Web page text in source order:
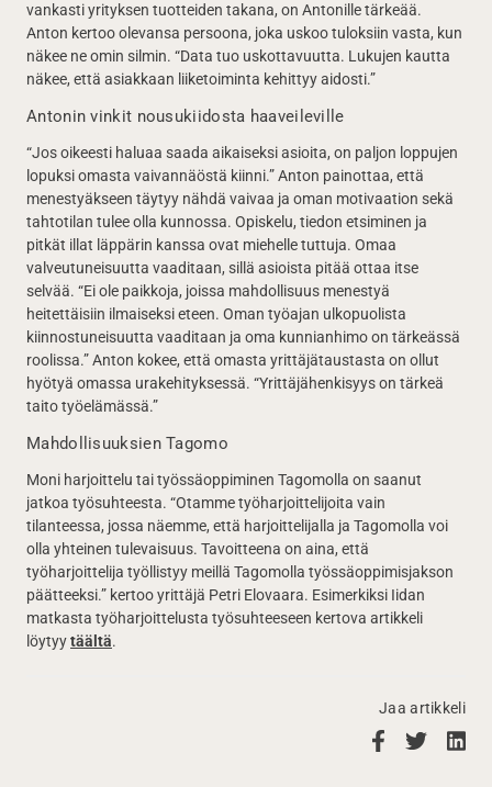
vankasti yrityksen tuotteiden takana, on Antonille tärkeää.
Anton kertoo olevansa persoona, joka uskoo tuloksiin vasta, kun
näkee ne omin silmin. “Data tuo uskottavuutta. Lukujen kautta
näkee, että asiakkaan liiketoiminta kehittyy aidosti.”
Antonin vinkit nousukiidosta haaveileville
“Jos oikeesti haluaa saada aikaiseksi asioita, on paljon loppujen
lopuksi omasta vaivannäöstä kiinni.” Anton painottaa, että
menestyäkseen täytyy nähdä vaivaa ja oman motivaation sekä
tahtotilan tulee olla kunnossa. Opiskelu, tiedon etsiminen ja
pitkät illat läppärin kanssa ovat miehelle tuttuja. Omaa
valveutuneisuutta vaaditaan, sillä asioista pitää ottaa itse
selvää. “Ei ole paikkoja, joissa mahdollisuus menestyä
heitettäisiin ilmaiseksi eteen. Oman työajan ulkopuolista
kiinnostuneisuutta vaaditaan ja oma kunnianhimo on tärkeässä
roolissa.” Anton kokee, että omasta yrittäjätaustasta on ollut
hyötyä omassa urakehityksessä. “Yrittäjähenkisyys on tärkeä
taito työelämässä.”
Mahdollisuuksien Tagomo
Moni harjoittelu tai työssäoppiminen Tagomolla on saanut
jatkoa työsuhteesta. “Otamme työharjoittelijoita vain
tilanteessa, jossa näemme, että harjoittelijalla ja Tagomolla voi
olla yhteinen tulevaisuus. Tavoitteena on aina, että
työharjoittelija työllistyy meillä Tagomolla työssäoppimisjakson
päätteeksi.” kertoo yrittäjä Petri Elovaara. Esimerkiksi Iidan
matkasta työharjoittelusta työsuhteeseen kertova artikkeli
löytyytäältä.
Jaa artikkeli